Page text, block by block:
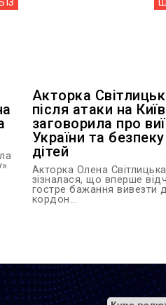
Акторка
після атаки на Київ
заговорила про
України та безпеку
дітей
Акторка Олена Світлицька
зізналася, що вперше
гостре бажання вивезти
кордон...